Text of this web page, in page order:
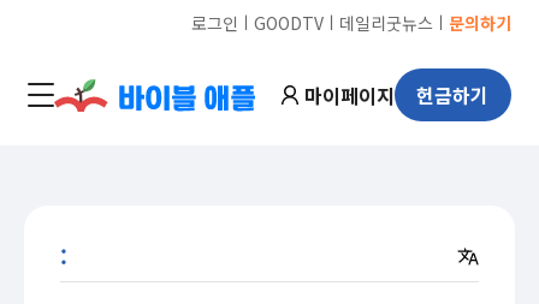
로그인 ㅣ GOODTVㅣ 데일리굿뉴스 ㅣ 문의하기
마이페이지 헌금하기
: